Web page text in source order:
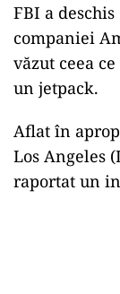
FBI a
companiei
văzut ceea
un jetpack.
Aflat în
Los Angeles
raportat un